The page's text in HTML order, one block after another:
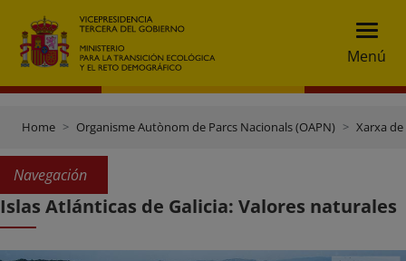
Menú
Home Organisme Autònom de Parcs Nacionals (OAPN) Xarxa
Navegación
Islas Atlánticas de Galicia: Valores naturales